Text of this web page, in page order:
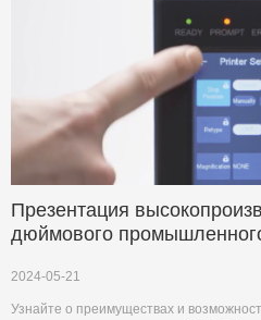
Презентация
дюймового
2024-05-21
Узнайте о преимуществах и